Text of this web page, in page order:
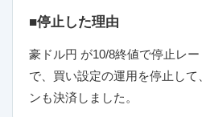
■停止した理由
豪ドル円 が10/8終値で停止レ
で、買い設定の運用を停止して
ンも決済しました。